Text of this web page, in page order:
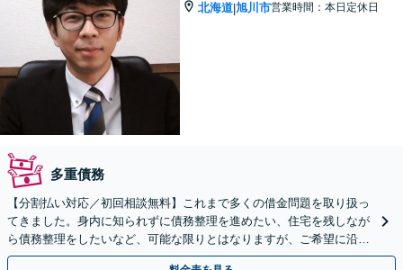
北海道|旭川市営業時間：本日定休日
多重債務
【分割払い対応／初回相談無料】これまで多くの借金問題を取り扱っ
てきました。身内に知られずに債務整理を進めたい、住宅を残しなが
ら債務整理をしたいなど、可能な限りとはなりますが、ご希望に沿え
るようにいたします。